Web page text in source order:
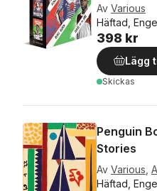
Av Various
Häftad,
398 kr
Lägg
Skickas
Penguin
Stories
Av Various
Häftad,